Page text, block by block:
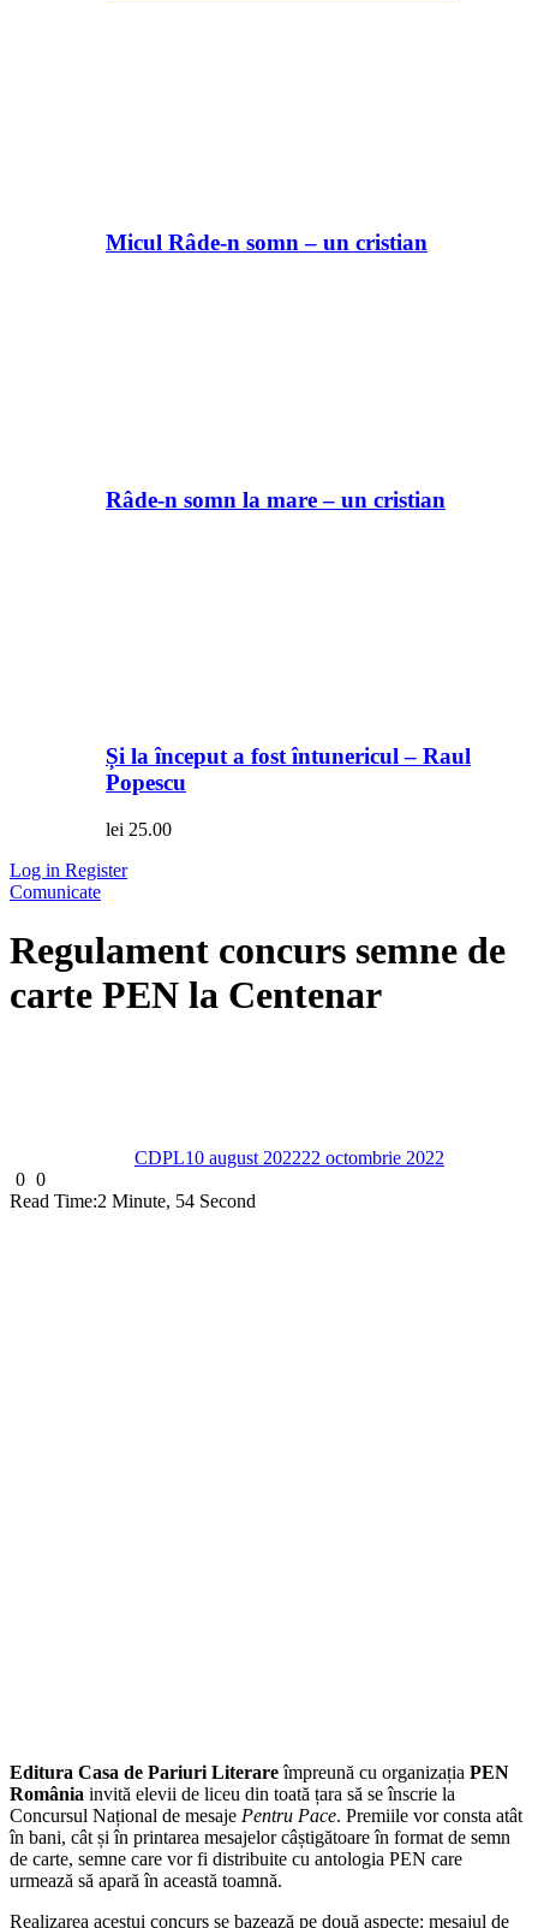
Micul Râde-n somn – un cristian
Râde-n somn la mare – un cristian
Și la început a fost întunericul – Raul
Popescu
lei 25.00
Log in Register
Comunicate
Regulament concurs semne de
carte PEN la Centenar
CDPL10 august 202222 octombrie 2022
0 0
Read Time:2 Minute, 54 Second
Editura Casa de Pariuri Literareîmpreună cu organizația PEN
România invită elevii de liceu din toată țara să se înscrie la
Concursul Național de mesaje Pentru Pace. Premiile vor consta atât
în bani, cât și în printarea mesajelor câștigătoare în format de semn
de carte, semne care vor fi distribuite cu antologia PEN care
urmează să apară în această toamnă.
Realizarea acestui concurs se bazează pe două aspecte: mesajul de